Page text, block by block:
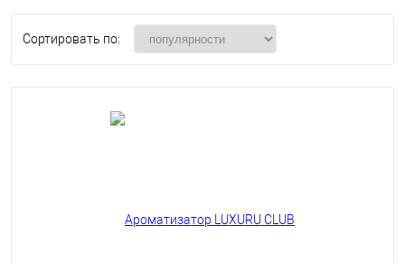
Сортировать по: